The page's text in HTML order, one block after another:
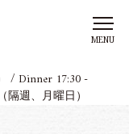
MENU
/ Dinner 17:30 -
週、月曜日）